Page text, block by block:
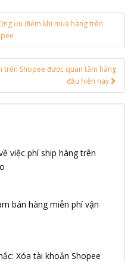
ưu điểm khi mua hàng trên
trên Shopee được quan tâm hàng
đầu hiện nay
việc phí ship hàng trên
bán hàng miễn phí vận
Xóa tài khoản Shopee